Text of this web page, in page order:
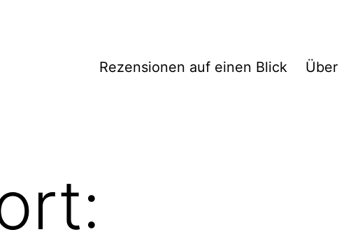
Rezensionen auf einen Blick Über